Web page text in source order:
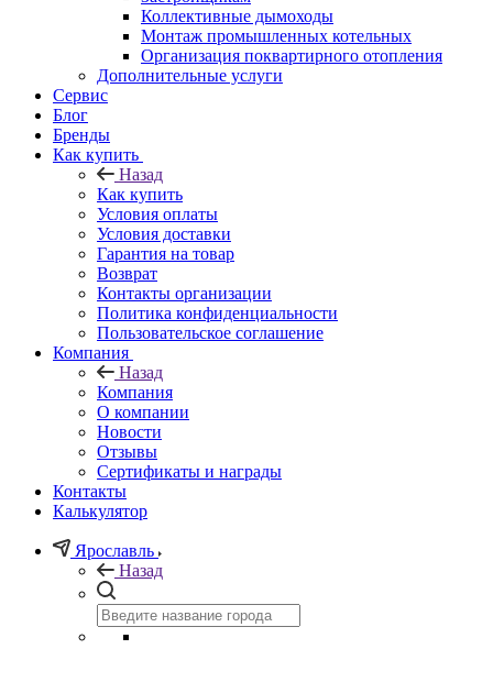
Коллективные дымоходы
Монтаж промышленных котельных
Организация поквартирного отопления
Дополнительные услуги
Сервис
Блог
Бренды
Как купить
Назад
Как купить
Условия оплаты
Условия доставки
Гарантия на товар
Возврат
Контакты организации
Политика конфиденциальности
Пользовательское соглашение
Компания
Назад
Компания
О компании
Новости
Отзывы
Сертификаты и награды
Контакты
Калькулятор
Ярославль
Назад